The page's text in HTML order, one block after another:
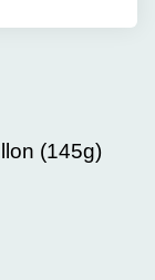
(145g)